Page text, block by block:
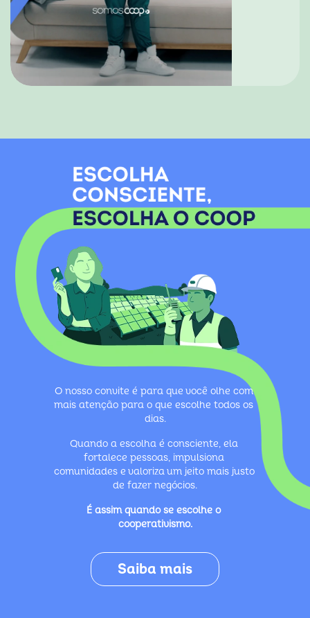
O nosso convite é para que você olhe com
mais atenção para o que escolhe todos os
dias.
Quando a escolha é consciente, ela
fortalece pessoas, impulsiona
comunidades e valoriza um jeito mais justo
de fazer negócios.
É assim quando se escolhe o
cooperativismo.
Saiba mais